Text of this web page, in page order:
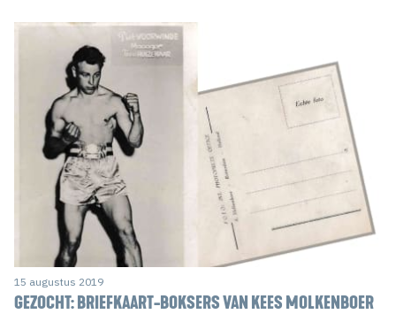
15 augustus 2019
GEZOCHT: BRIEFKAART-BOKSERS VAN KEES MOLKENBOER